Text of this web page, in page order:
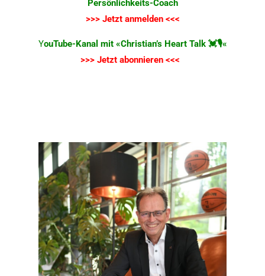
Persönlichkeits-Coach
>>> Jetzt anmelden <<<
YouTube-Kanal mit «Christian’s Heart Talk💓🎙️«
>>> Jetzt abonnieren <<<